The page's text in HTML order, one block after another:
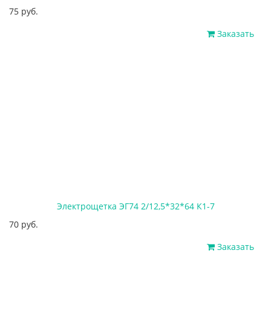
75 руб.
Заказать
Электрощетка ЭГ74 2/12,5*32*64 К1-7
70 руб.
Заказать